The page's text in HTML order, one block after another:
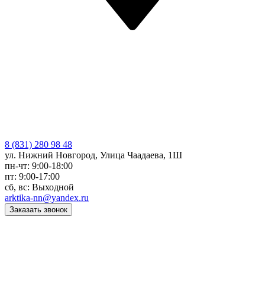
8 (831) 280 98 48
ул. Нижний Новгород, Улица Чаадаева, 1Ш
пн-чт: 9:00-18:00
пт: 9:00-17:00
сб, вс: Выходной
arktika-nn@yandex.ru
Заказать звонок